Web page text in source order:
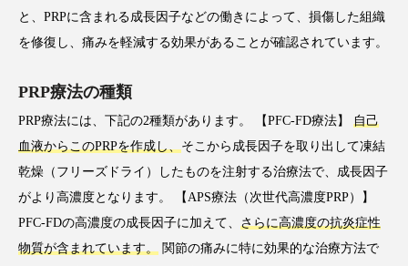
と、PRPに含まれる成長因子などの働きによって、損傷した組織
を修復し、痛みを軽減する効果があることが確認されています。
PRP療法の種類
PRP療法には、下記の2種類があります。 【PFC-FD療法】 自己
血液からこのPRPを作成し、そこから成長因子を取り出して凍結
乾燥（フリーズドライ）したものを注射する治療法で、成長因子
がより高濃度となります。 【APS療法（次世代高濃度PRP）】
PFC-FDの高濃度の成長因子に加えて、 さらに高濃度の抗炎症性
物質が含まれています。 関節の痛みに特に効果的な治療方法で